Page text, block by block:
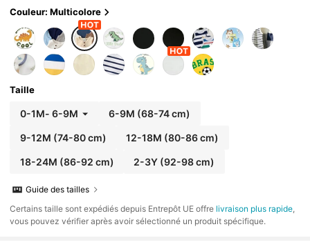
Couleur: Multicolore
Taille
0-1M- 6-9M 6-9M (68-74 cm)
9-12M (74-80 cm) 12-18M (80-86 cm)
18-24M (86-92 cm) 2-3Y (92-98 cm)
Guide des tailles
​Certains taille sont expédiés depuis Entrepôt UE offre livraison plus rapide,
vous pouvez vérifier après avoir sélectionné un produit spécifique.